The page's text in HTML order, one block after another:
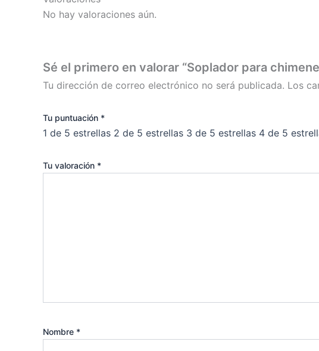
No hay valoraciones aún.
Sé el primero en valorar “Soplador para
Tu dirección de correo electrónico no será publicada. Los
Tu puntuación *
1 de 5 estrellas 2 de 5 estrellas 3 de 5 estrellas 4 de 5
Tu valoración *
Nombre *